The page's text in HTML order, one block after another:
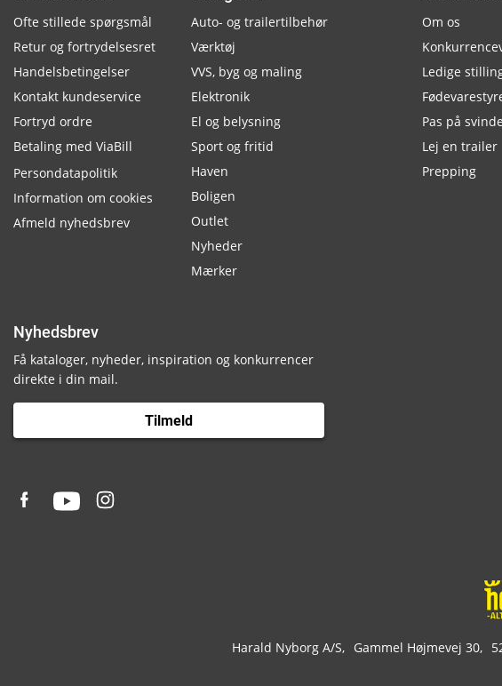
Ofte stillede spørgsmål
Retur og fortrydelsesret
Handelsbetingelser
Kontakt kundeservice
Fortryd ordre
Betaling med ViaBill
Persondatapolitik
Information om cookies
Afmeld nyhedsbrev
Auto- og trailertilbehør
Værktøj
VVS, byg og maling
Elektronik
El og belysning
Sport og fritid
Haven
Boligen
Outlet
Nyheder
Mærker
Om os
Ledige
Pas på
Lej en trailer
Prepping
Nyhedsbrev
Få kataloger, nyheder, inspiration og konkurrencer
direkte i din mail.
Tilmeld
Harald Nyborg A/S Gammel Højmevej 30